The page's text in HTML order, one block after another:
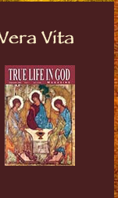
Vita